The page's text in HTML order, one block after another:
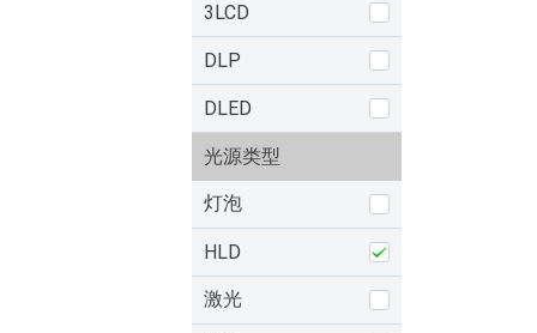
3LCD
DLP
DLED
光源类型
灯泡
HLD
激光